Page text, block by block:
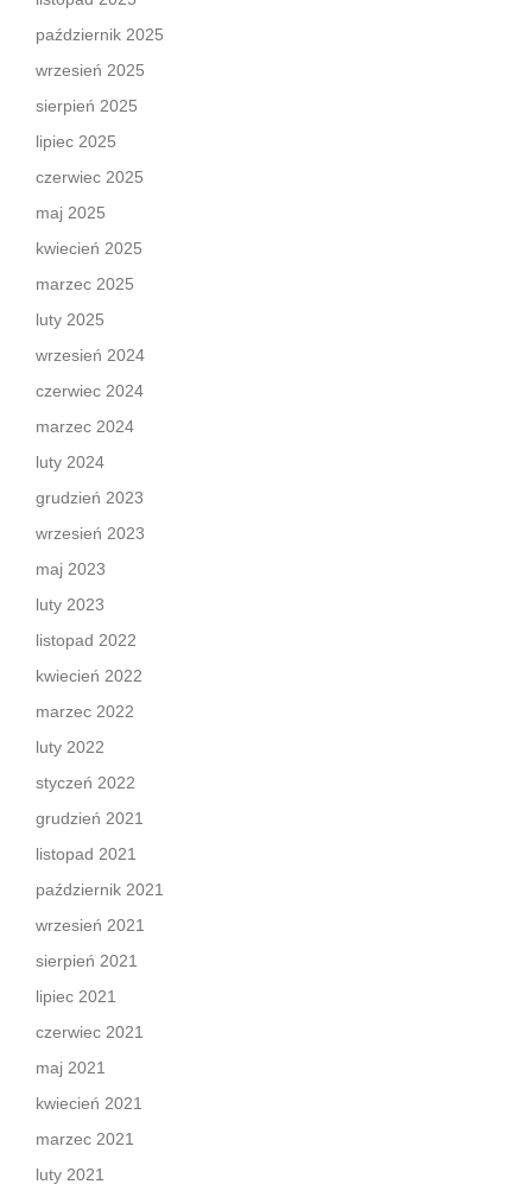
październik 2025
wrzesień 2025
sierpień 2025
lipiec 2025
czerwiec 2025
maj 2025
kwiecień 2025
marzec 2025
luty 2025
wrzesień 2024
czerwiec 2024
marzec 2024
luty 2024
grudzień 2023
wrzesień 2023
maj 2023
luty 2023
listopad 2022
kwiecień 2022
marzec 2022
luty 2022
styczeń 2022
grudzień 2021
listopad 2021
październik 2021
wrzesień 2021
sierpień 2021
lipiec 2021
czerwiec 2021
maj 2021
kwiecień 2021
marzec 2021
luty 2021